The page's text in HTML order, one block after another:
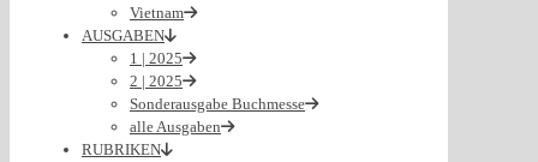
Vietnam
AUSGABEN
1 | 2025
2 | 2025
Sonderausgabe Buchmesse
alle Ausgaben
RUBRIKEN